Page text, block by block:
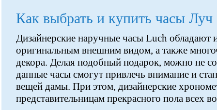
Как выбрать и купить часы Луч
Дизайнерские наручные часы Luch обладают
оригинальным внешним видом, а также
декора. Делая подобный подарок, можно не
данные часы смогут привлечь внимание и
вещей дамы. При этом, дизайнерские
представительницам прекрасного пола всех